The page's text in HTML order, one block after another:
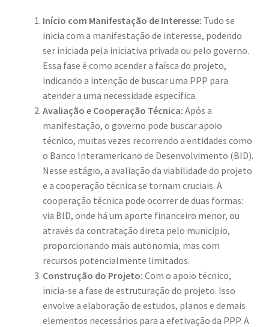
Início com Manifestação de Interesse: Tudo se
inicia com a manifestação de interesse, podendo
ser iniciada pela iniciativa privada ou pelo governo.
Essa fase é como acender a faísca do projeto,
indicando a intenção de buscar uma PPP para
atender a uma necessidade específica.
Avaliação e Cooperação Técnica: Após a
manifestação, o governo pode buscar apoio
técnico, muitas vezes recorrendo a entidades como
o Banco Interamericano de Desenvolvimento (BID).
Nesse estágio, a avaliação da viabilidade do projeto
e a cooperação técnica se tornam cruciais. A
cooperação técnica pode ocorrer de duas formas:
via BID, onde há um aporte financeiro menor, ou
através da contratação direta pelo município,
proporcionando mais autonomia, mas com
recursos potencialmente limitados.
Construção do Projeto: Com o apoio técnico,
inicia-se a fase de estruturação do projeto. Isso
envolve a elaboração de estudos, planos e demais
elementos necessários para a efetivação da PPP. A